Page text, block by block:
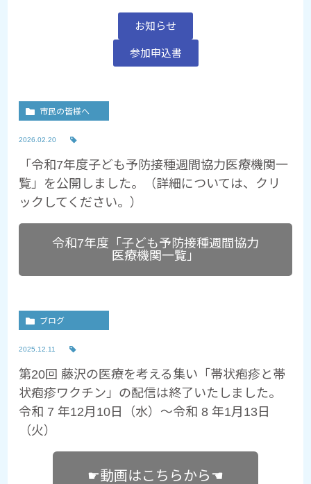
お知らせ
参加申込書
市民の皆様へ
2026.02.20
「令和7年度子ども予防接種週間協力医療機関一
覧」を公開しました。（詳細については、クリ
ックしてください。）
令和7年度「子ども予防接種週間協力
医療機関一覧」
ブログ
2025.12.11
第20回 藤沢の医療を考える集い「帯状疱疹と帯
状疱疹ワクチン」の配信は終了いたしました。
令和 7 年12月10日（水）～令和 8 年1月13日
（火）
☛動画はこちらから☚